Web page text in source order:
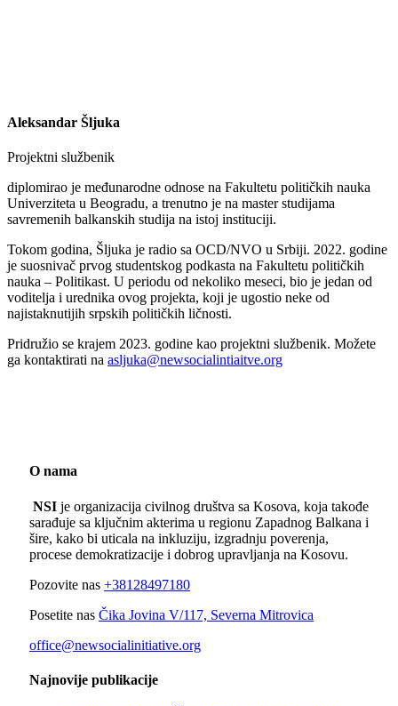
Aleksandar Šljuka
Projektni službenik
diplomirao je međunarodne odnose na Fakultetu političkih nauka
Univerziteta u Beogradu, a trenutno je na master studijama
savremenih balkanskih studija na istoj instituciji.
Tokom godina, Šljuka je radio sa OCD/NVO u Srbiji. 2022. godine
je suosnivač prvog studentskog podkasta na Fakultetu političkih
nauka – Politikast. U periodu od nekoliko meseci, bio je jedan od
voditelja i urednika ovog projekta, koji je ugostio neke od
najistaknutijih srpskih političkih ličnosti.
Pridružio se krajem 2023. godine kao projektni službenik. Možete
ga kontaktirati na asljuka@newsocialintiaitve.org
O nama
NSI je organizacija civilnog društva sa Kosova, koja takođe
sarađuje sa ključnim akterima u regionu Zapadnog Balkana i
šire, kako bi uticala na inkluziju, izgradnju poverenja,
procese demokratizacije i dobrog upravljanja na Kosovu.
Pozovite nas +38128497180
Posetite nas Čika Jovina V/117, Severna Mitrovica
office@newsocialinitiative.org
Najnovije publikacije